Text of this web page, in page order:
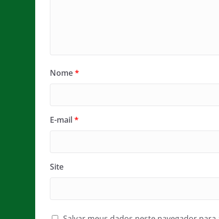
Nome*
E-mail*
Site